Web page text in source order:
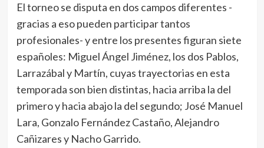
El torneo se disputa en dos campos diferentes -
gracias a eso pueden participar tantos
profesionales- y entre los presentes figuran siete
españoles: Miguel Ángel Jiménez, los dos Pablos,
Larrazábal y Martín, cuyas trayectorias en esta
temporada son bien distintas, hacia arriba la del
primero y hacia abajo la del segundo; José Manuel
Lara, Gonzalo Fernández Castaño, Alejandro
Cañizares y Nacho Garrido.